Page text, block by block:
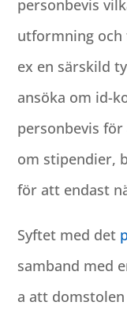
personbevis
utformning och
ex en särskild
ansöka om id-
personbevis
om stipendier,
för att endast
Syftet med det
samband med
a att